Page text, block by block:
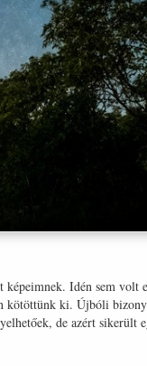
Idén sem
ki. Újbóli
de azért sikerült